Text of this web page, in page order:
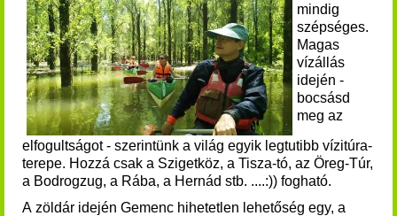
mindig
szépséges.
Magas
vízállás
idején -
bocsásd
meg az
elfogultságot - szerintünk a világ egyik legtutibb vízitúra-
terepe. Hozzá csak a Szigetköz, a Tisza-tó, az Öreg-Túr,
a Bodrogzug, a Rába, a Hernád stb. ....:)) fogható.
A zöldár idején Gemenc hihetetlen lehetőség egy, a